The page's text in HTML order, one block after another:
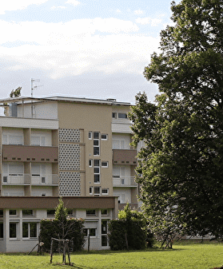
Exporter les lignes sélectionnées
Exporter toutes les colonnes
Exporter uniquement les
Menu
<
>
Les retraites et évènements
Nouvelles du foyer
Les Newsletters
Nos passages aux
?>
Images de la page d'accueil